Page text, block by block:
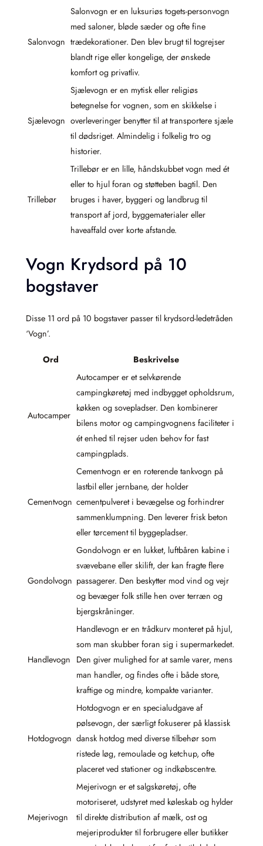
Salonvogn
Salonvogn er en luksuriøs togets-personvogn
med saloner, bløde sæder og ofte fine
trædekorationer. Den blev brugt til togrejser
blandt rige eller kongelige, der ønskede
komfort og privatliv.
Sjælevogn
Sjælevogn er en mytisk eller religiøs
betegnelse for vognen, som en skikkelse i
overleveringer benytter til at transportere sjæle
til dødsriget. Almindelig i folkelig tro og
historier.
Trillebør
Trillebør er en lille, håndskubbet vogn med ét
eller to hjul foran og støtteben bagtil. Den
bruges i haver, byggeri og landbrug til
transport af jord, byggematerialer eller
haveaffald over korte afstande.
Vogn Krydsord på 10
bogstaver
Disse 11 ord på 10 bogstaver passer til krydsord-ledetråden
‘Vogn’.
Ord Beskrivelse
Autocamper
Autocamper er et selvkørende
campingkøretøj med indbygget opholdsrum,
køkken og sovepladser. Den kombinerer
bilens motor og campingvognens faciliteter i
ét enhed til rejser uden behov for fast
campingplads.
Cementvogn
Cementvogn er en roterende tankvogn på
lastbil eller jernbane, der holder
cementpulveret i bevægelse og forhindrer
sammenklumpning. Den leverer frisk beton
eller tørcement til byggepladser.
Gondolvogn
Gondolvogn er en lukket, luftbåren kabine i
svævebane eller skilift, der kan fragte flere
passagerer. Den beskytter mod vind og vejr
og bevæger folk stille hen over terræn og
bjergskråninger.
Handlevogn
Handlevogn er en trådkurv monteret på hjul,
som man skubber foran sig i supermarkedet.
Den giver mulighed for at samle varer, mens
man handler, og findes ofte i både store,
kraftige og mindre, kompakte varianter.
Hotdogvogn
Hotdogvogn er en specialudgave af
pølsevogn, der særligt fokuserer på klassisk
dansk hotdog med diverse tilbehør som
ristede løg, remoulade og ketchup, ofte
placeret ved stationer og indkøbscentre.
Mejerivogn
Mejerivogn er et salgskøretøj, ofte
motoriseret, udstyret med køleskab og hylder
til direkte distribution af mælk, ost og
mejeriprodukter til forbrugere eller butikker